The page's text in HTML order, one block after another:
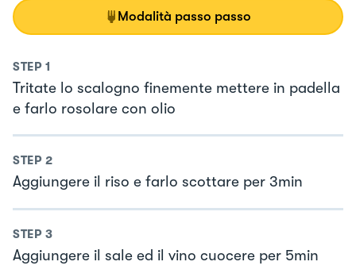
Modalità passo passo
STEP 1
Tritate lo scalogno finemente mettere in padella
e farlo rosolare con olio
STEP 2
Aggiungere il riso e farlo scottare per 3min
STEP 3
Aggiungere il sale ed il vino cuocere per 5min